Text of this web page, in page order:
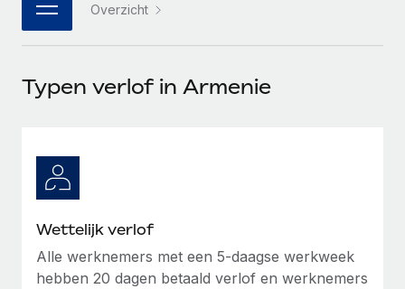
Integraties
DIENSTEN
Krijg hulp van global HR- en juridische experts
Achtergrondonderzoek
kandidaten
Compliance Watchtower
Strategische technologiepartners
Een partner worden
Integraties en advies over AI-automatiseringen
Hoe AI-pionier Weaviate zijn team met 120%
liet groeien met Remote
Webinars
Newsroom
Inzichtencentrum
Support
Alle bronnen bekijken
한국어
Overzicht
Typen verlof in Armenie
Wettelijk verlof
Alle werknemers met een 5-daagse werkweek
hebben 20 dagen betaald verlof en werknemers